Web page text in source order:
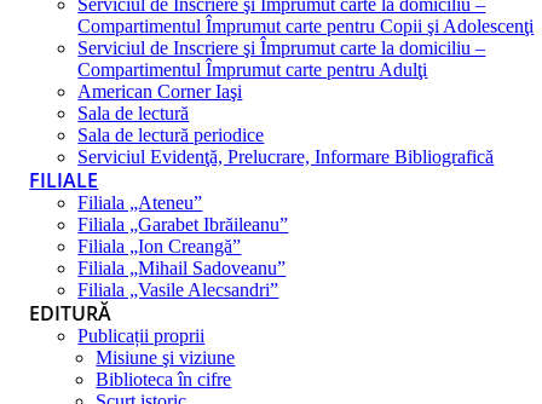
Serviciul de Inscriere şi Împrumut carte la domiciliu –
Compartimentul Împrumut carte pentru Copii şi Adolescenţi
Serviciul de Inscriere şi Împrumut carte la domiciliu –
Compartimentul Împrumut carte pentru Adulţi
American Corner Iaşi
Sala de lectură
Sala de lectură periodice
Serviciul Evidenţă, Prelucrare, Informare Bibliografică
FILIALE
Filiala „Ateneu”
Filiala „Garabet Ibrăileanu”
Filiala „Ion Creangă”
Filiala „Mihail Sadoveanu”
Filiala „Vasile Alecsandri”
EDITURĂ
Publicații proprii
Misiune şi viziune
Biblioteca în cifre